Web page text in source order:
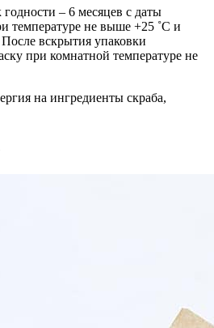
– 6 месяцев с даты
температуре не выше +25 ˚C и
вскрытия упаковки
при комнатной температуре не
на ингредиенты скраба,